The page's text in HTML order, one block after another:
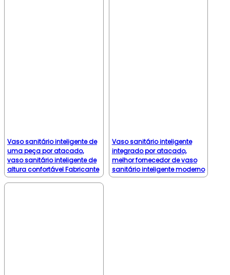
Vaso sanitário inteligente de
uma peça por atacado,
vaso sanitário inteligente de
altura confortável Fabricante
Vaso sanitário inteligente
integrado por atacado,
melhor fornecedor de vaso
sanitário inteligente moderno